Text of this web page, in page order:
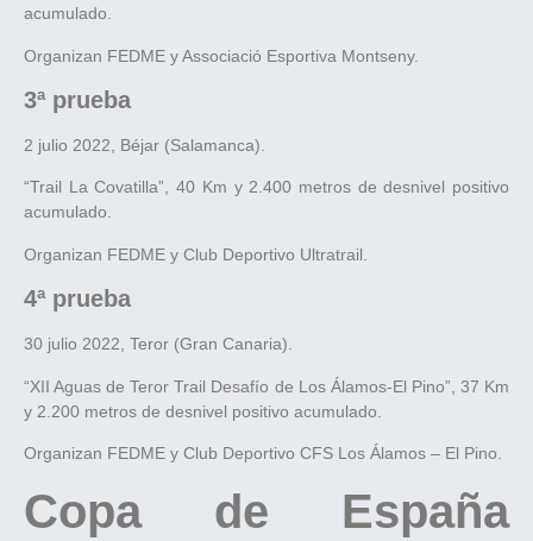
acumulado.
Organizan FEDME y Associació Esportiva Montseny.
3ª prueba
2 julio 2022, Béjar (Salamanca).
“Trail La Covatilla”, 40 Km y 2.400 metros de desnivel positivo
acumulado.
Organizan FEDME y Club Deportivo Ultratrail.
4ª prueba
30 julio 2022, Teror (Gran Canaria).
“XII Aguas de Teror Trail Desafío de Los Álamos-El Pino”, 37 Km
y 2.200 metros de desnivel positivo acumulado.
Organizan FEDME y Club Deportivo CFS Los Álamos – El Pino.
Copa de España